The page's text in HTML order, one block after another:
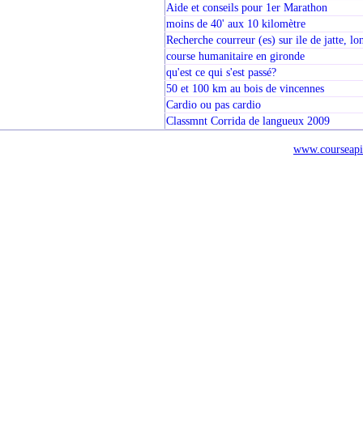
Aide et conseils pour 1er Marathon
moins de 40' aux 10 kilomètre
Recherche courreur (es) sur ile de jatte,
course humanitaire en gironde
qu'est ce qui s'est passé?
50 et 100 km au bois de vincennes
Cardio ou pas cardio
Classmnt Corrida de langueux 2009